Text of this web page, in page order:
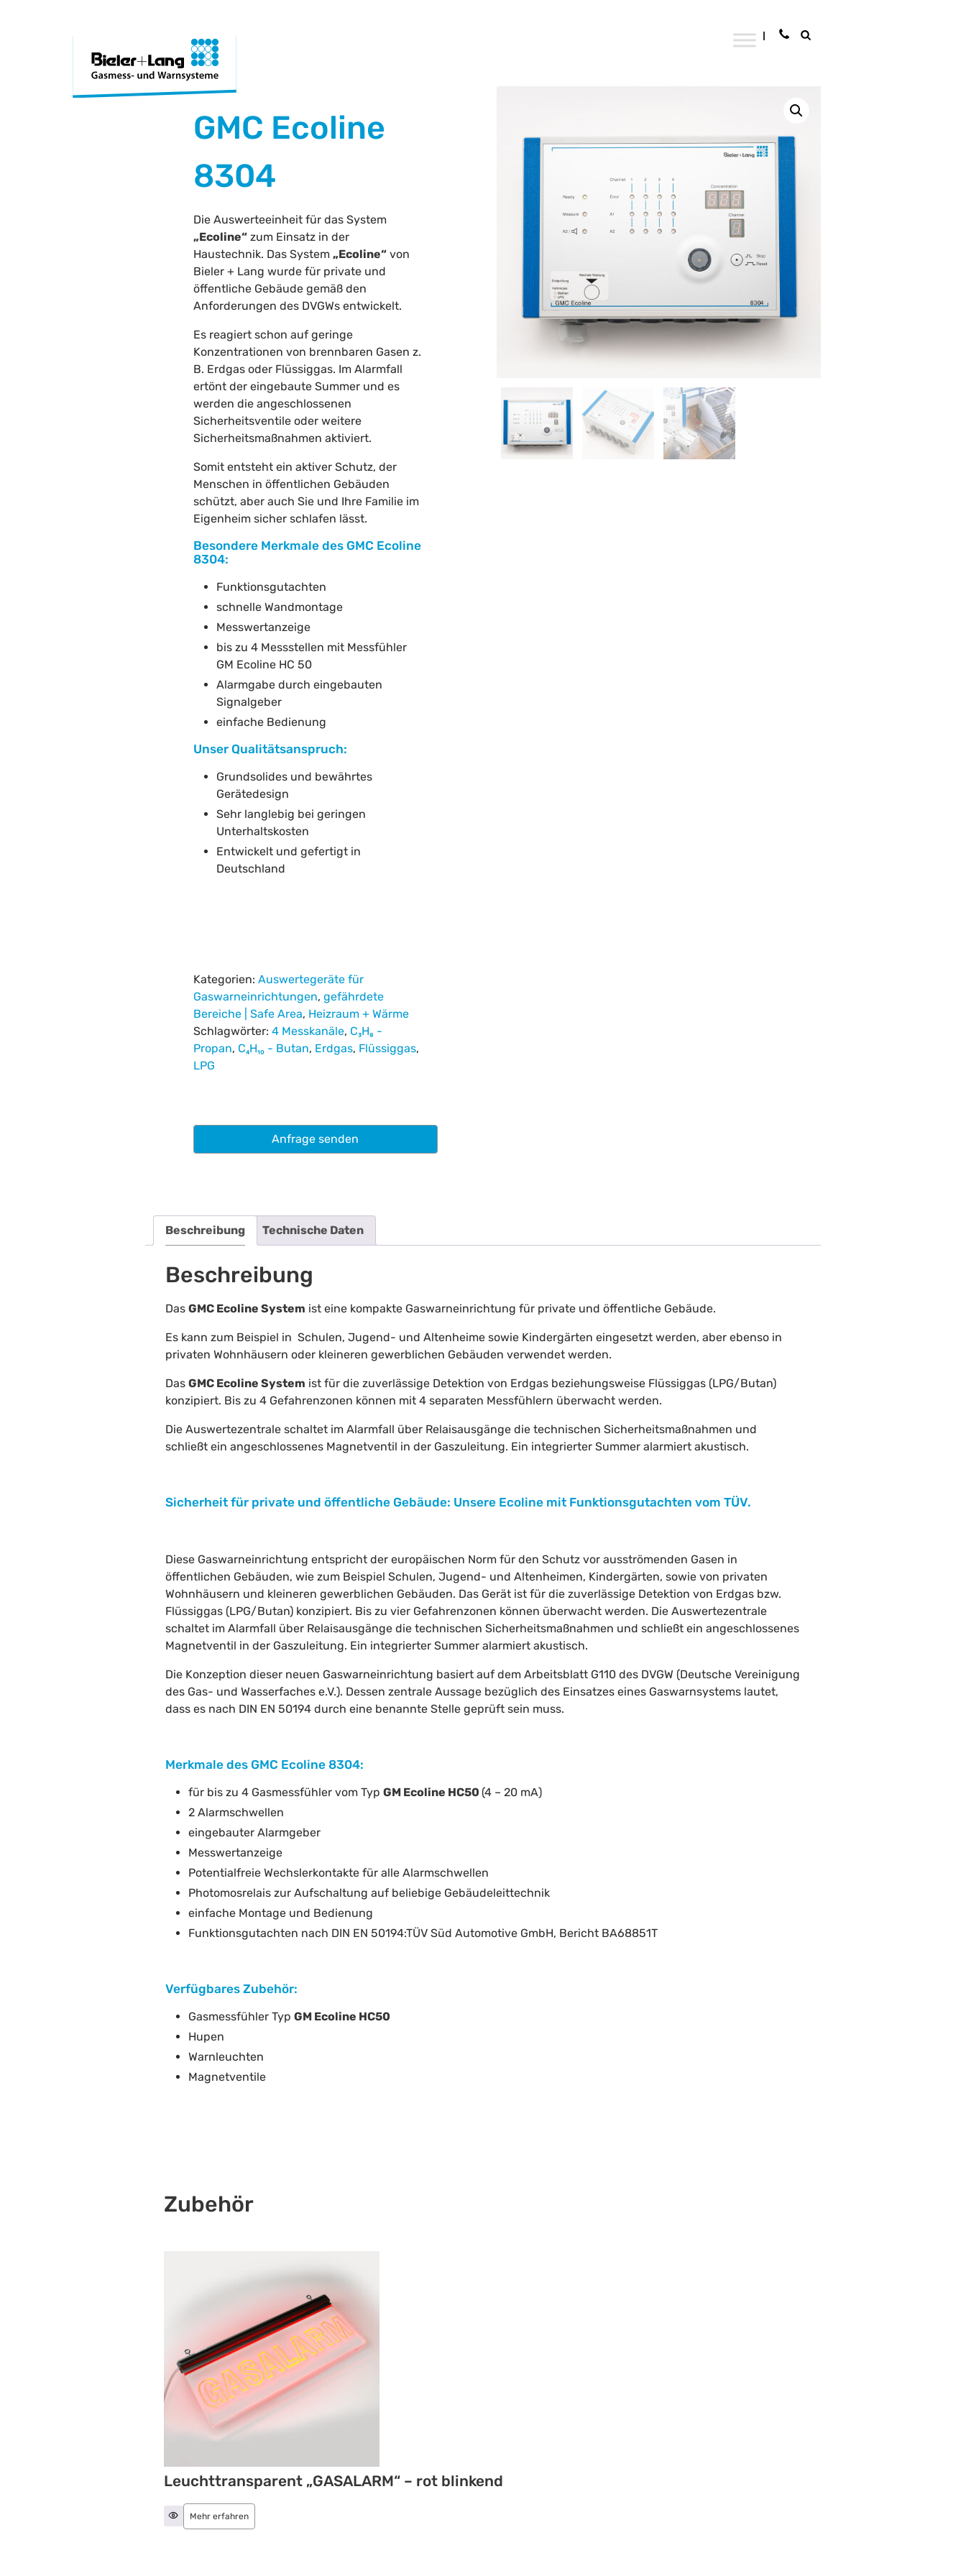
GMC Ecoline
8304
Die Auswerteeinheit für das System
„Ecoline“zum Einsatz in der
Haustechnik. Das System „Ecoline“von
Bieler + Lang wurde für private und
öffentliche Gebäude gemäß den
Anforderungen des DVGWs entwickelt.
Es reagiert schon auf geringe
Konzentrationen von brennbaren Gasen z.
B. Erdgas oder Flüssiggas. Im Alarmfall
ertönt der eingebaute Summer und es
werden die angeschlossenen
Sicherheitsventile oder weitere
Sicherheitsmaßnahmen aktiviert.
Somit entsteht ein aktiver Schutz, der
Menschen in öffentlichen Gebäuden
schützt, aber auch Sie und Ihre Familie im
Eigenheim sicher schlafen lässt.
Besondere Merkmale des GMC Ecoline
8304:
Funktionsgutachten
schnelle Wandmontage
Messwertanzeige
bis zu 4 Messstellen mit Messfühler
GM Ecoline HC 50
Alarmgabe durch eingebauten
Signalgeber
einfache Bedienung
Unser Qualitätsanspruch:
Grundsolides und bewährtes
Gerätedesign
Sehr langlebig bei geringen
Unterhaltskosten
Entwickelt und gefertigt in
Deutschland
Kategorien: Auswertegeräte für
Gaswarneinrichtungen, gefährdete
Bereiche | Safe Area, Heizraum + Wärme
Schlagwörter: 4 Messkanäle, C₃H₈ -
Propan, C₄H₁₀ - Butan, Erdgas, Flüssiggas,
LPG
Anfrage senden
Beschreibung Technische Daten
Beschreibung
Das GMC Ecoline System ist eine kompakte Gaswarneinrichtung für private und öffentliche Gebäude.
Es kann zum Beispiel in Schulen, Jugend- und Altenheime sowie Kindergärten eingesetzt werden, aber ebenso in
privaten Wohnhäusern oder kleineren gewerblichen Gebäuden verwendet werden.
Das GMC Ecoline System ist für die zuverlässige Detektion von Erdgas beziehungsweise Flüssiggas (LPG/Butan)
konzipiert. Bis zu 4 Gefahrenzonen können mit 4 separaten Messfühlern überwacht werden.
Die Auswertezentrale schaltet im Alarmfall über Relaisausgänge die technischen Sicherheitsmaßnahmen und
schließt ein angeschlossenes Magnetventil in der Gaszuleitung. Ein integrierter Summer alarmiert akustisch.
Sicherheit für private und öffentliche Gebäude: Unsere Ecoline mit Funktionsgutachten vom TÜV.
Diese Gaswarneinrichtung entspricht der europäischen Norm für den Schutz vor ausströmenden Gasen in
öffentlichen Gebäuden, wie zum Beispiel Schulen, Jugend- und Altenheimen, Kindergärten, sowie von privaten
Wohnhäusern und kleineren gewerblichen Gebäuden. Das Gerät ist für die zuverlässige Detektion von Erdgas bzw.
Flüssiggas (LPG/Butan) konzipiert. Bis zu vier Gefahrenzonen können überwacht werden. Die Auswertezentrale
schaltet im Alarmfall über Relaisausgänge die technischen Sicherheitsmaßnahmen und schließt ein angeschlossenes
Magnetventil in der Gaszuleitung. Ein integrierter Summer alarmiert akustisch.
Die Konzeption dieser neuen Gaswarneinrichtung basiert auf dem Arbeitsblatt G110 des DVGW (Deutsche Vereinigung
des Gas- und Wasserfaches e.V.). Dessen zentrale Aussage bezüglich des Einsatzes eines Gaswarnsystems lautet,
dass es nach DIN EN 50194 durch eine benannte Stelle geprüft sein muss.
Merkmale des GMC Ecoline 8304:
für bis zu 4 Gasmessfühler vom Typ GM Ecoline HC50 (4 – 20 mA)
2 Alarmschwellen
eingebauter Alarmgeber
Messwertanzeige
Potentialfreie Wechslerkontakte für alle Alarmschwellen
Photomosrelais zur Aufschaltung auf beliebige Gebäudeleittechnik
einfache Montage und Bedienung
Funktionsgutachten nach DIN EN 50194:TÜV Süd Automotive GmbH, Bericht BA68851T
Verfügbares Zubehör:
Gasmessfühler Typ GM Ecoline HC50
Hupen
Warnleuchten
Magnetventile
Zubehör
Leuchttransparent „GASALARM“ – rot blinkend
Mehr erfahren